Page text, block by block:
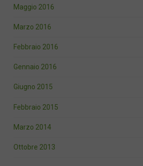
Maggio 2016
Marzo 2016
Febbraio 2016
Gennaio 2016
Giugno 2015
Febbraio 2015
Marzo 2014
Ottobre 2013